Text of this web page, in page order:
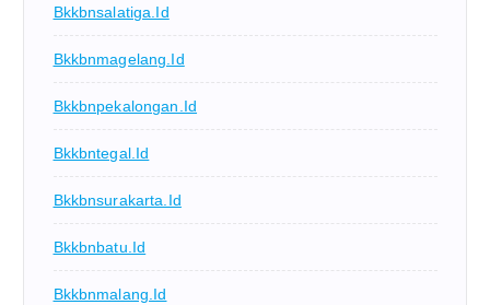
Bkkbnsalatiga.id
Bkkbnmagelang.id
Bkkbnpekalongan.id
Bkkbntegal.id
Bkkbnsurakarta.id
Bkkbnbatu.id
Bkkbnmalang.id